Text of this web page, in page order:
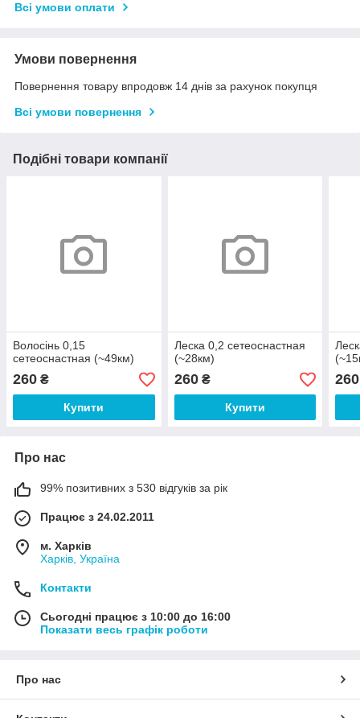
Всі умови оплати
Умови повернення
Повернення товару впродовж 14 днів за рахунок покупця
Всі умови повернення
Подібні товари компанії
Волосінь 0,15
сетеоснастная (~49км)
260 ₴
Купити
Леска 0,2 сетеоснастная
(~28км)
260₴
Купити
260
Про нас
99% позитивних з 530 відгуків за рік
Працює з 24.02.2011
м. Харків
Харків, Україна
Контакти
Сьогодні працює з 10:00 до 16:00
Показати весь графік роботи
Про нас